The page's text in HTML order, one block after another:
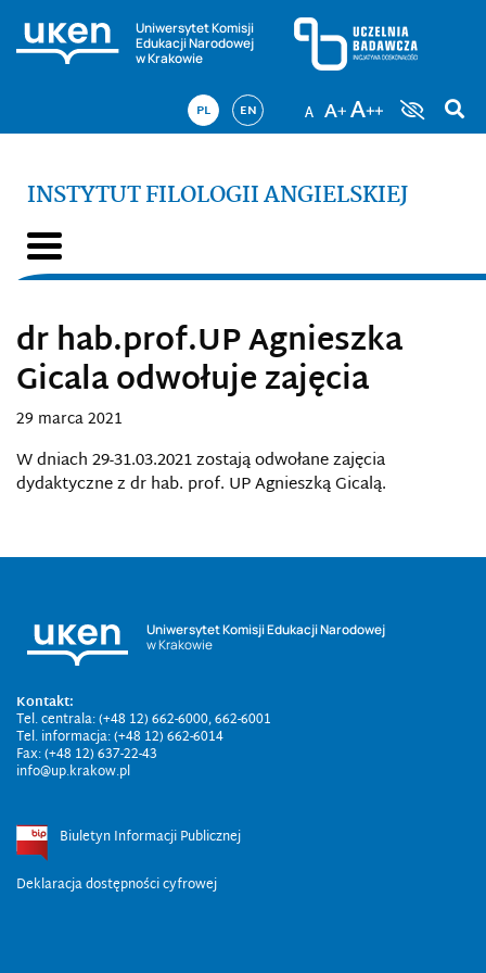
Uniwersytet Komisji
Edukacji Narodowej
w Krakowie
PL EN
INSTYTUT FILOLOGII ANGIELSKIEJ
dr hab.prof.UP Agnieszka
Gicala odwołuje zajęcia
29 marca 2021
W dniach 29-31.03.2021 zostają odwołane zajęcia
dydaktyczne z dr hab. prof. UP Agnieszką Gicalą.
Uniwersytet Komisji Edukacji Narodowej
w Krakowie
Kontakt:
Tel. centrala: (+48 12) 662-6000, 662-6001
Tel. informacja: (+48 12) 662-6014
Fax: (+48 12) 637-22-43
info@up.krakow.pl
Biuletyn Informacji Publicznej
Deklaracja dostępności cyfrowej